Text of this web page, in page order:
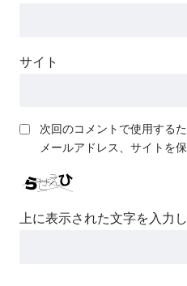
サイト
次回のコメントで使用する
メールアドレス、サイトを保
上に表示された文字を入力